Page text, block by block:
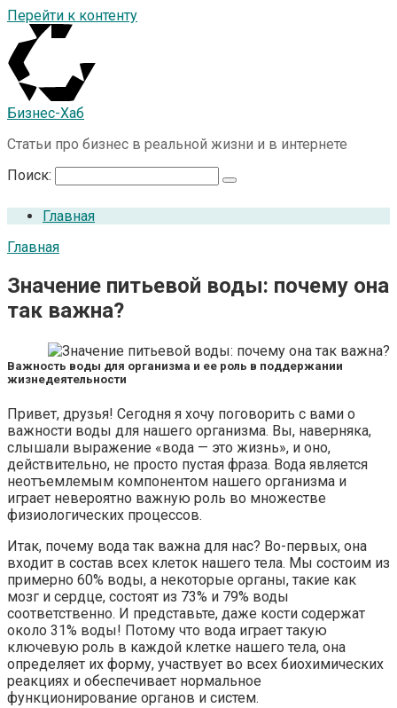
Перейти к контенту
Бизнес-Хаб
Статьи про бизнес в реальной жизни и в интернете
Поиск:
Главная
Главная
Значение питьевой воды: почему она
так важна?
Важность воды для организма и ее роль в поддержании
жизнедеятельности
Привет, друзья! Сегодня я хочу поговорить с вами о
важности воды для нашего организма. Вы, наверняка,
слышали выражение «вода — это жизнь», и оно,
действительно, не просто пустая фраза. Вода является
неотъемлемым компонентом нашего организма и
играет невероятно важную роль во множестве
физиологических процессов.
Итак, почему вода так важна для нас? Во-первых, она
входит в состав всех клеток нашего тела. Мы состоим из
примерно 60% воды, а некоторые органы, такие как
мозг и сердце, состоят из 73% и 79% воды
соответственно. И представьте, даже кости содержат
около 31% воды! Потому что вода играет такую
ключевую роль в каждой клетке нашего тела, она
определяет их форму, участвует во всех биохимических
реакциях и обеспечивает нормальное
функционирование органов и систем.